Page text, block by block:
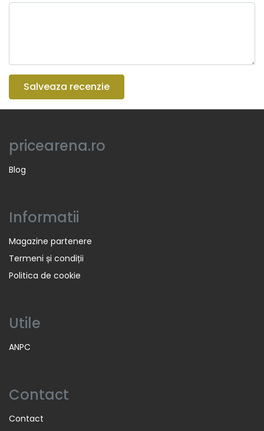
Salveaza recenzie
pricearena.ro
Blog
Informatii
Magazine partenere
Termeni și condiții
Politica de cookie
Utile
ANPC
Contact
Contact